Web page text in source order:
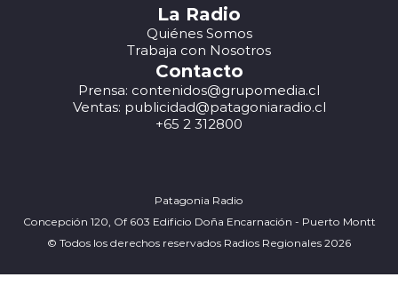
La Radio
Quiénes Somos
Trabaja con Nosotros
Contacto
Prensa: contenidos@grupomedia.cl
Ventas: publicidad@patagoniaradio.cl
+65 2 312800
Patagonia Radio
Concepción 120, Of 603 Edificio Doña Encarnación - Puerto Montt
© Todos los derechos reservados Radios Regionales 2026